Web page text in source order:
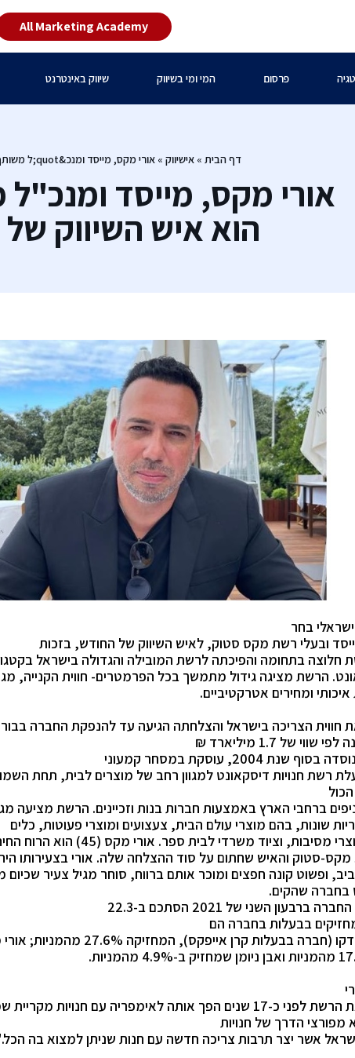
All Marketing Academy
פרסום המי ומי בשיווק שיווק באינטרנט
דף הבית »אישיווק »אורי מקס, מייסד ומנכ&quot;ל משותף של רשת מקס סטוק הוא איש השיווק של חודש ספטמבר 2021
אורי מקס, מייסד
הוא איש השיווק של
בחר
ובעלי רשת מקס סטוק, לאיש השיווק של החודש, בזכות
חלוצה בתחומה והפיכתה לרשת המובילה והגדולה בישראל
הרשת מציגה גידול מתמשך בכל הפרמטרים- חווית הקנייה,
ומחירים אטרקטיביים.
חווית הצריכה בישראל והצלחתה הגיעה עד להנפקת החברה
של 1.7 מיליארד ₪
2004, עוסקת במסחר קמעוני
רשת חנויות דיסקאונט למגוון רחב של מוצרים לבית, תחת
שונות, בהם מוצרי עולם הבית, צעצועים ומוצרי פעוטות, כלים
וציוד משרדי לבית ספר. אורי מקס (45) הוא הרוח החיה
מקס-סטוק והאיש שחתום על סוד ההצלחה שלה. אורי בצעירותו
ופשוט קונה חפצים ומוכר אותם ברווח, סוחר מגיל צעיר שכיום
בחברה שהקים.
השני של 2021 הסתכם ב-22.3
בבעלות בחברה הם
בבעלות קרן אייפקס), המחזיקה 27.6% מהמניות; אורי מקס
.
לאימפריה עם חנויות מקריית שמונה ועד
מפורצי הדרך של חנויות
אשר יצר תרבות צריכה חדשה עם חנות שניתן למצוא בה